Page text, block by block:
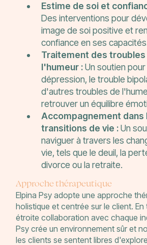
Estime de soi et
Des interventions pour
image de soi positive et
confiance en ses
Traitement des troubles
l'humeur :Un soutien
dépression, le trouble
d'autres troubles de
retrouver un équilibre
Accompagnement dans
transitions de vie :Un
naviguer à travers les
vie, tels que le deuil, la
divorce ou la retraite.
Approche thérapeutique
Elpina Psy adopte une approche
holistique et centrée sur le client. En
étroite collaboration avec chaque
Psy crée un environnement sûr et
les clients se sentent libres